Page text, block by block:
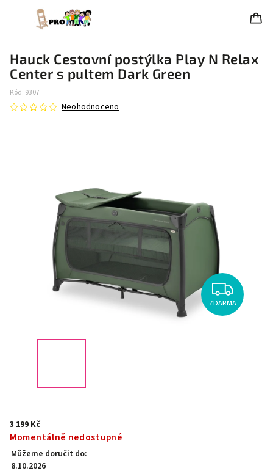
Hauck Cestovní postýlka Play N Relax
Center s pultem Dark Green
Kód: 9307
Neohodnoceno
ZDARMA
3 199 Kč
Momentálně nedostupné
Můžeme doručit do:
8.10.2026